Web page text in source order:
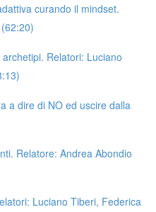
curando il mindset.
archetipi. Relatori: Luciano
a dire di NO ed uscire dalla
Relatore: Andrea Abondio
Luciano Tiberi, Federica